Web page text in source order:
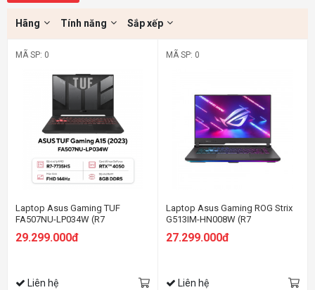
Hãng Tính năng Sắp xếp
MÃ SP: 0
Laptop Asus Gaming TUF
FA507NU-LP034W (R7
SSD/15.6 FHD 144hz/RTX 4050
29.299.000đ
Liên hệ
MÃ SP: 0
Laptop Asus Gaming ROG Strix
G513IM-HN008W (R7
SSD/15.6 FHD 144hz/RTX 3060
27.299.000đ
Liên hệ